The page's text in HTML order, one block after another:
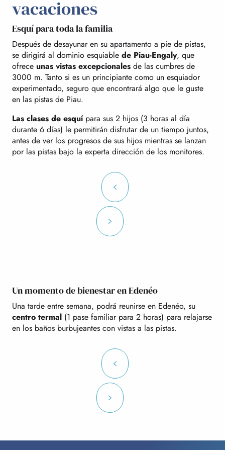
vacaciones
Esquí para toda la familia
Después de desayunar en su apartamento a pie de pistas,
se dirigirá al dominio esquiable de Piau-Engaly, que
ofrece unas vistas excepcionales de las cumbres de
3000 m. Tanto si es un principiante como un esquiador
experimentado, seguro que encontrará algo que le guste
en las pistas de Piau.
Las clases de esquípara sus 2 hijos (3 horas al día
durante 6 días) le permitirán disfrutar de un tiempo juntos,
antes de ver los progresos de sus hijos mientras se lanzan
por las pistas bajo la experta dirección de los monitores.
Un momento de bienestar en Edenéo
Una tarde entre semana, podrá reunirse en Edenéo, su
centro termal (1 pase familiar para 2 horas) para relajarse
en los baños burbujeantes con vistas a las pistas.